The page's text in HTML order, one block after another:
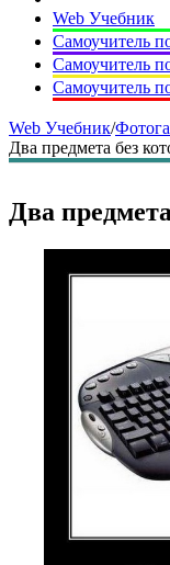
Web Учебник
Самоучитель
Самоучитель
Самоучитель
Web Учебник/
Два предмета без
Два